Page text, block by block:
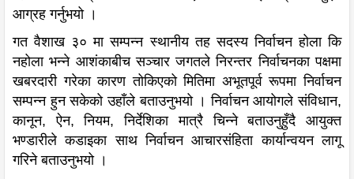
आग्रह गर्नुभयो ।
गत वैशाख ३० मा सम्पन्न स्थानीय तह सदस्य निर्वाचन होला कि
नहोला भन्ने आशंकाबीच सञ्चार जगतले निरन्तर निर्वाचनका पक्षमा
खबरदारी गरेका कारण तोकिएको मितिमा अभूतपूर्व रूपमा निर्वाचन
सम्पन्न हुन सकेको उहाँले बताउनुभयो । निर्वाचन आयोगले संविधान,
कानून, ऐन, नियम, निर्देशिका मात्रै चिन्ने बताउनुहुँदै आयुक्त
भण्डारीले कडाइका साथ निर्वाचन आचारसंहिता कार्यान्वयन लागू
गरिने बताउनुभयो ।